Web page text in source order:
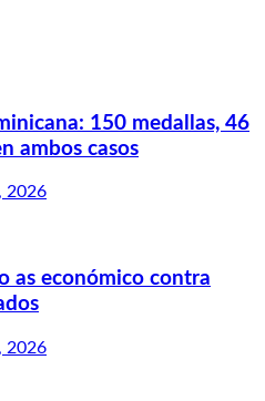
150 medallas, 46
ambos casos
2026
as económico contra
2026